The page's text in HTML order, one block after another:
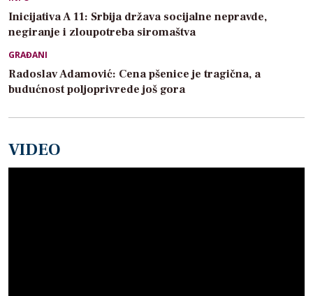
Inicijativa A 11: Srbija država socijalne nepravde,
negiranje i zloupotreba siromaštva
GRAĐANI
Radoslav Adamović: Cena pšenice je tragična, a
budućnost poljoprivrede još gora
VIDEO